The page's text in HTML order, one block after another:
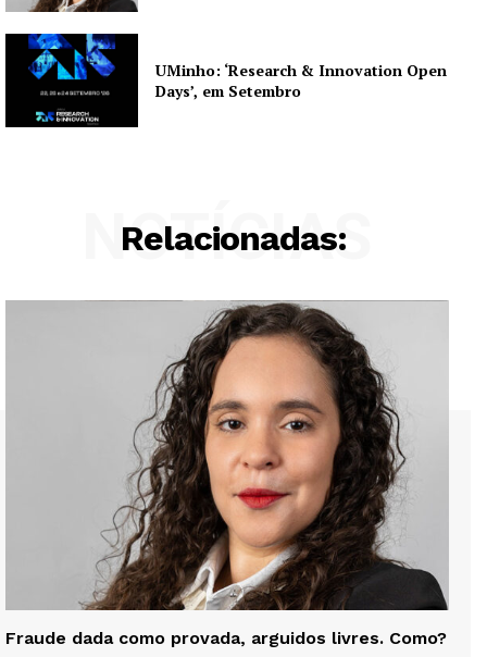
UMinho: ‘Research & Innovation Open
Days’, em Setembro
Relacionadas:
NOTÍCIAS
Fraude dada como provada, arguidos livres. Como?